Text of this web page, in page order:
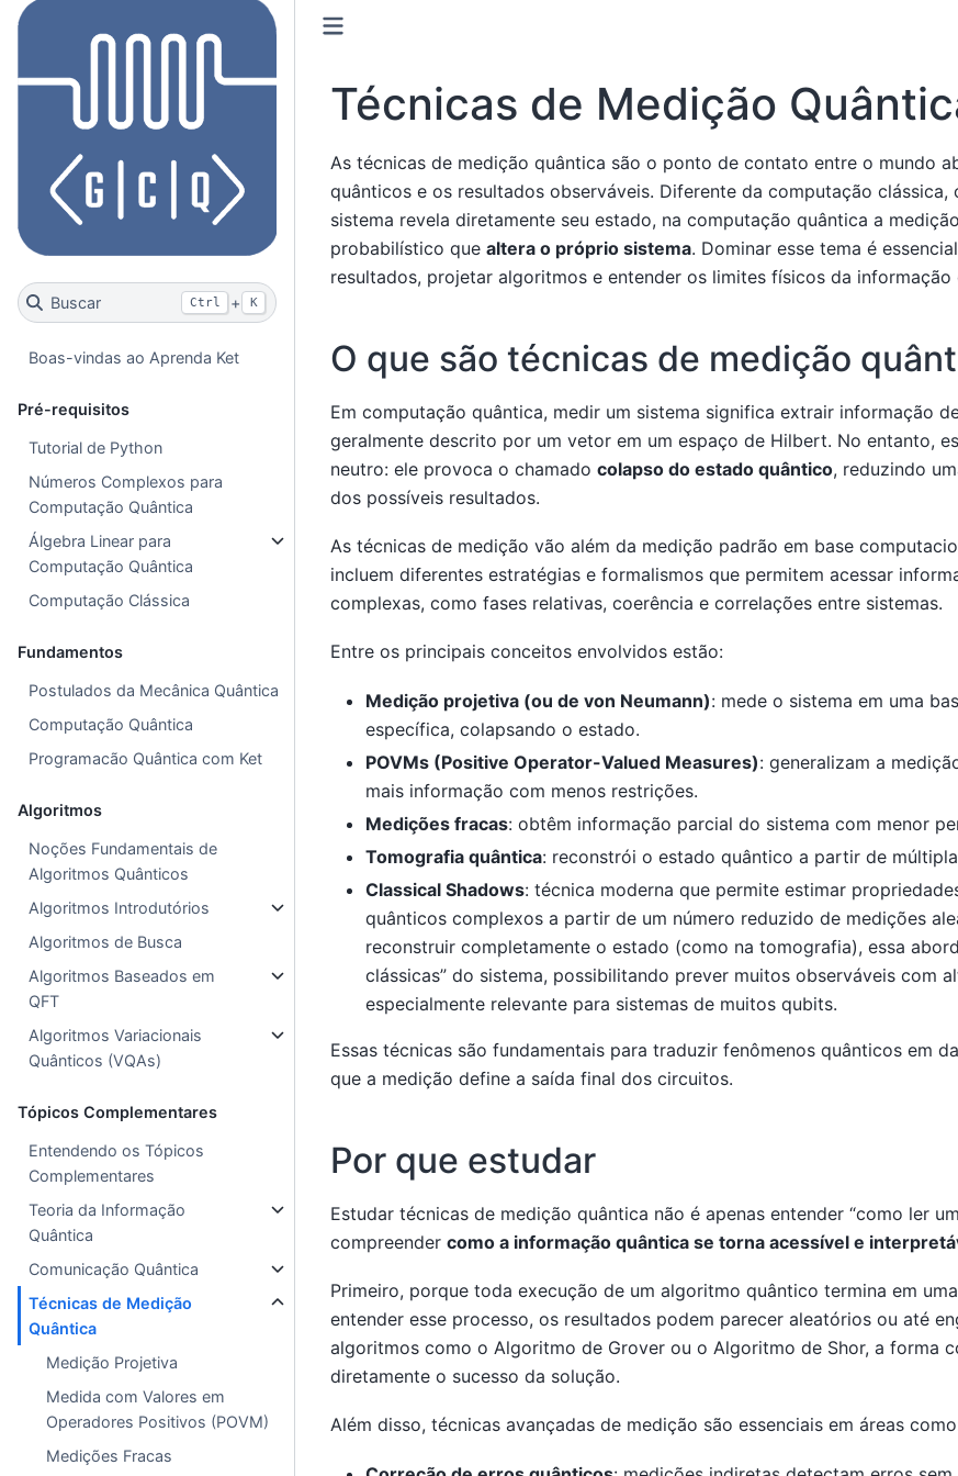
Buscar Ctrl + K
Boas-vindas ao Aprenda Ket
Pré-requisitos
Tutorial de Python
Números Complexos para
Computação Quântica
Álgebra Linear para
Computação Quântica
Computação Clássica
Fundamentos
Postulados da Mecânica Quântica
Computação Quântica
Programacão Quântica com Ket
Algoritmos
Noções Fundamentais de
Algoritmos Quânticos
Algoritmos Introdutórios
Algoritmos de Busca
Algoritmos Baseados em
QFT
Algoritmos Variacionais
Quânticos (VQAs)
Tópicos Complementares
Entendendo os Tópicos
Complementares
Teoria da Informação
Quântica
Comunicação Quântica
Técnicas de Medição
Quântica
Medição Projetiva
Medida com Valores em
Operadores Positivos (POVM)
Medições Fracas
Técnicas de Medição
As técnicas de medição quântica são o ponto de contato entre o mundo
quânticos e os resultados observáveis. Diferente da computação clássica,
sistema revela diretamente seu estado, na computação quântica a
probabilístico que altera o próprio sistema. Dominar esse tema é
resultados, projetar algoritmos e entender os limites físicos da informação
O que são técnicas de medição
Em computação quântica, medir um sistema significa extrair informação
geralmente descrito por um vetor em um espaço de Hilbert. No entanto,
neutro: ele provoca o chamado colapso do estado quântico, reduzindo
dos possíveis resultados.
As técnicas de medição vão além da medição padrão em base
incluem diferentes estratégias e formalismos que permitem acessar
complexas, como fases relativas, coerência e correlações entre sistemas.
Entre os principais conceitos envolvidos estão:
Medição projetiva (ou de von Neumann): mede o sistema em uma
específica, colapsando o estado.
POVMs (Positive Operator-Valued Measures): generalizam a
mais informação com menos restrições.
Medições fracas: obtêm informação parcial do sistema com menor
Tomografia quântica: reconstrói o estado quântico a partir de
Classical Shadows: técnica moderna que permite estimar
quânticos complexos a partir de um número reduzido de medições
reconstruir completamente o estado (como na tomografia), essa
clássicas” do sistema, possibilitando prever muitos observáveis com
especialmente relevante para sistemas de muitos qubits.
Essas técnicas são fundamentais para traduzir fenômenos quânticos em
que a medição define a saída final dos circuitos.
Por que estudar
Estudar técnicas de medição quântica não é apenas entender “como ler
compreender como a informação quântica se torna acessível e
Primeiro, porque toda execução de um algoritmo quântico termina em
entender esse processo, os resultados podem parecer aleatórios ou até
algoritmos como o Algoritmo de Grover ou o Algoritmo de Shor, a forma
diretamente o sucesso da solução.
Além disso, técnicas avançadas de medição são essenciais em áreas